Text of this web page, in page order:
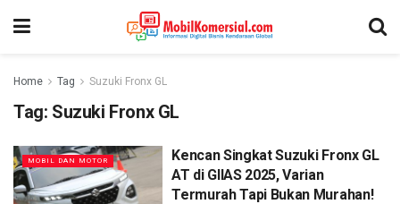
Home Tag Suzuki Fronx GL
Tag: Suzuki Fronx GL
MOBIL DAN MOTOR
Kencan Singkat Suzuki Fronx GL
AT di GIIAS 2025, Varian
Termurah Tapi Bukan Murahan!